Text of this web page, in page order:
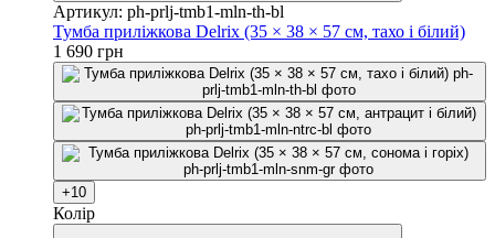
Артикул: ph-prlj-tmb1-mln-th-bl
Тумба приліжкова Delrix (35 × 38 × 57 см, тахо і білий)
1 690 грн
+10
Колір